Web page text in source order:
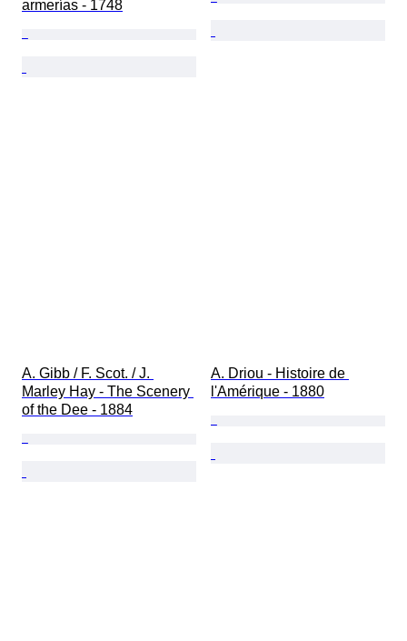
armerías - 1748
A. Gibb / F. Scot. / J.
Marley Hay - The Scenery
of the Dee - 1884
A. Driou - Histoire de
l'Amérique - 1880